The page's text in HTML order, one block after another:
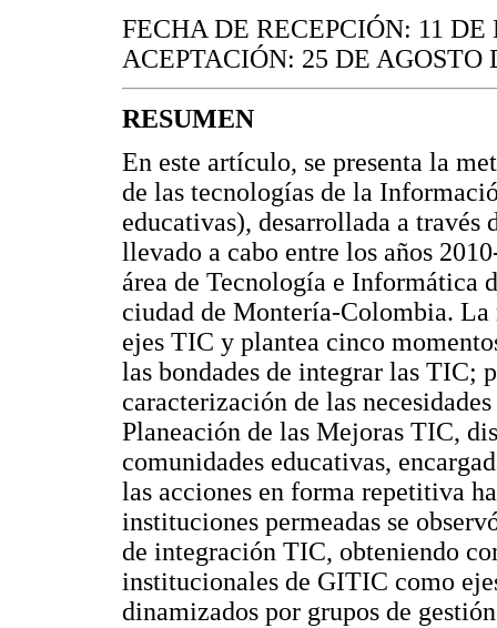
FECHA DE RECEPCIÓN: 11
ACEPTACIÓN: 25 DE AGOSTO
RESUMEN
En este artículo, se presenta la
de las tecnologías de la
educativas), desarrollada a
llevado a cabo entre los años
área de Tecnología e Informática
ciudad de Montería-Colombia. La
ejes TIC y plantea cinco
las bondades de integrar las TIC;
caracterización de las
Planeación de las Mejoras TIC,
comunidades educativas,
las acciones en forma repetitiva
instituciones permeadas se
de integración TIC, obteniendo
institucionales de GITIC como
dinamizados por grupos de